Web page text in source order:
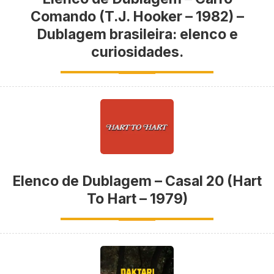
Comando (T.J. Hooker – 1982) –
Dublagem brasileira: elenco e
curiosidades.
Elenco de Dublagem – Casal 20 (Hart
To Hart – 1979)